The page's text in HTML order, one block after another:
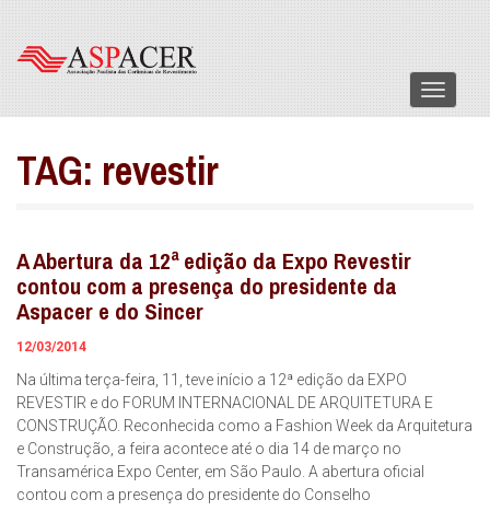
Menu
TAG: revestir
A Abertura da 12ª edição da Expo Revestir
contou com a presença do presidente da
Aspacer e do Sincer
12/03/2014
Na última terça-feira, 11, teve início a 12ª edição da EXPO
REVESTIR e do FORUM INTERNACIONAL DE ARQUITETURA E
CONSTRUÇÃO. Reconhecida como a Fashion Week da Arquitetura
e Construção, a feira acontece até o dia 14 de março no
Transamérica Expo Center, em São Paulo. A abertura oficial
contou com a presença do presidente do Conselho